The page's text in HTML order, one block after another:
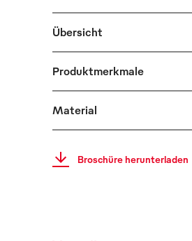
Übersicht
Produktmerkmale
Material
Broschüre herunterladen